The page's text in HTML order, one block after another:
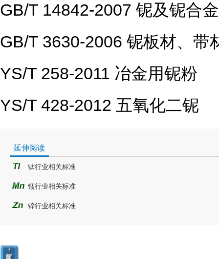
GB/T 14842-2007 铌及铌合
GB/T 3630-2006 铌板材、带
YS/T 258-2011 冶金用铌粉
YS/T 428-2012 五氧化二铌
延伸阅读
钛行业相关标准
锰行业相关标准
锌行业相关标准